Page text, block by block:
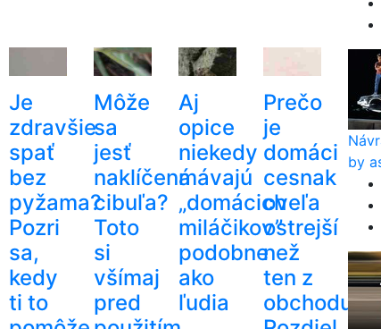
Je
zdravšie
spať
bez
pyžama?
Pozri
sa,
kedy
ti to
Môže
sa
jesť
naklíčená
cibuľa?
Toto
si
všímaj
pred
Aj
opice
niekedy
mávajú
„domácich
miláčikov”
podobne
ako
ľudia
Prečo
je
domáci
cesnak
oveľa
ostrejší
než
ten z
obchodu?
by